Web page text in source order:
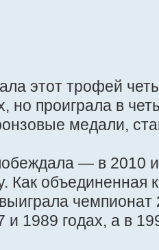
этот трофей
но проиграла в
медали,
— в 2010
Как объединенная
1989 годах, а в